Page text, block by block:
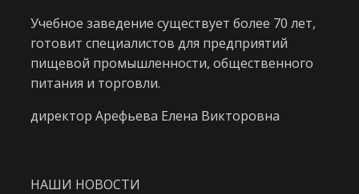
Учебное заведение существует более 70 лет,
готовит специалистов для предприятий
пищевой промышленности, общественного
питания и торговли.
директор Арефьева Елена Викторовна
НАШИ НОВОСТИ